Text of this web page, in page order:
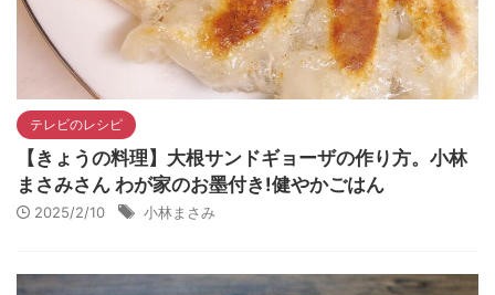
テレビのレシピ
【きょうの料理】大根サンドギョーザの作り方。小林
まさみさん わが家のお墨付き!健やかごはん
2025/2/10 小林まさみ